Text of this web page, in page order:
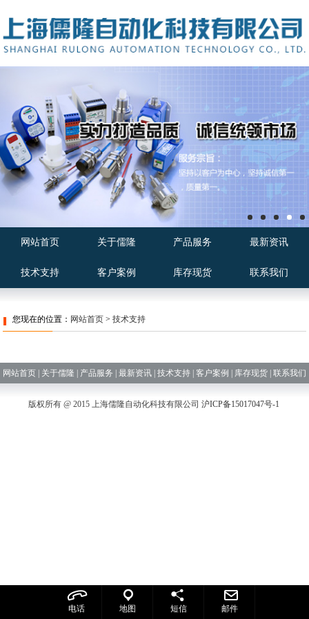
网站首页 关于儒隆 产品服务 最新资讯
技术支持 客户案例 库存现货 联系我们
您现在的位置： 网站首页> 技术支持
网站首页 | 关于儒隆 | 产品服务 | 最新资讯 | 技术支持 | 客户案例 | 库存现货 | 联系我们
版权所有 @ 2015 上海儒隆自动化科技有限公司 沪ICP备15017047号-1
电话 地图 短信 邮件